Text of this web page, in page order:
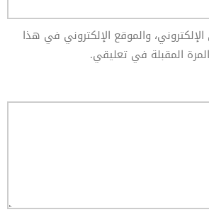
والموقع الإلكتروني في هذا
المقبلة في تعليقي.